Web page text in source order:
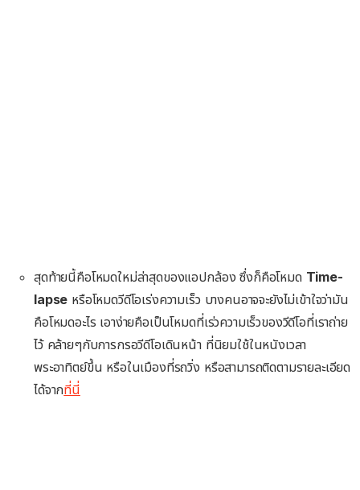
สุดท้ายนี้คือโหมดใหม่ล่าสุดของแอปกล้อง ซึ่งก็คือโหมด Time-
lapse หรือโหมดวีดีโอเร่งความเร็ว บางคนอาจจะยังไม่เข้าใจว่ามัน
คือโหมดอะไร เอาง่ายคือเป็นโหมดที่เร่วความเร็วของวีดีโอที่เราถ่าย
ไว้ คล้ายๆกับการกรอวีดีโอเดินหน้า ที่นิยมใช้ในหนังเวลา
พระอาทิตย์ขึ้น หรือในเมืองที่รถวิ่ง หรือสามารถติดตามรายละเอียด
ได้จากที่นี่